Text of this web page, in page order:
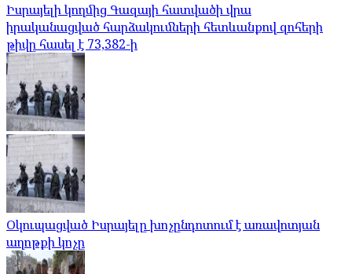
Իսրայելի կողմից Գազայի հատվածի վրա
իրականացված հարձակումների հետևանքով զոհերի
թիվը հասել է 73,382-ի
Օկուպացված Իսրայելը խոչընդոտում է առավոտյան
աղոթքի կոչը